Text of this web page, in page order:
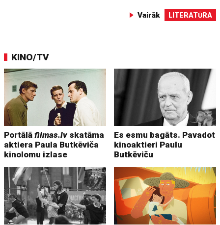
Vairāk LITERATŪRA
KINO/TV
Portālāfilmas.lv skatāma
aktiera Paula Butkēviča
kinolomu izlase
Es esmu bagāts. Pavadot
kinoaktieri Paulu
Butkēviču